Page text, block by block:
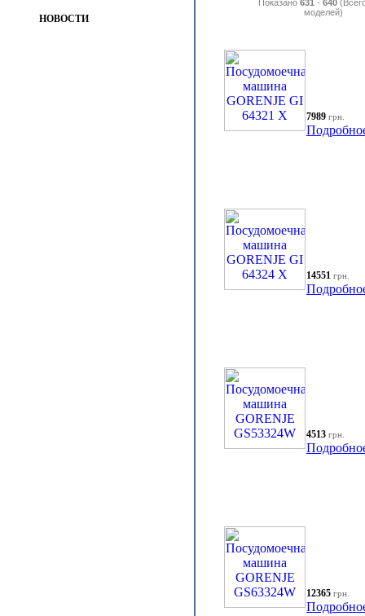
НОВОСТИ
Показано 631 - 640
моделей)
7989 грн.
14551 грн.
4513 грн.
12365 грн.